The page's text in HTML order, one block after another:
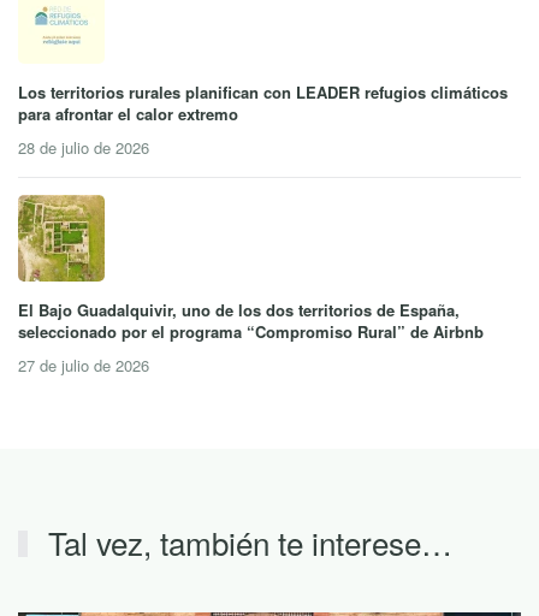
Los territorios rurales planifican con LEADER refugios climáticos
para afrontar el calor extremo
28 de julio de 2026
El Bajo Guadalquivir, uno de los dos territorios de España,
seleccionado por el programa “Compromiso Rural” de Airbnb
27 de julio de 2026
Tal vez, también te interese…